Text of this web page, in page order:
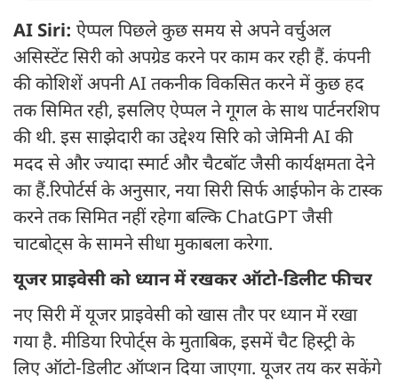
AI Siri: ऐप्पल पिछले कुछ समय से अपने वर्चुअल
असिस्टेंट सिरी को अपग्रेड करने पर काम कर रही हैं. कंपनी
की कोशिशें अपनी AI तकनीक विकसित करने में कुछ हद
तक सिमित रही, इसलिए ऐप्पल ने गूगल के साथ पार्टनरशिप
की थी. इस साझेदारी का उद्देश्य सिरि को जेमिनी AI की
मदद से और ज्यादा स्मार्ट और चैटबॉट जैसी कार्यक्षमता देने
का हैं.रिपोर्टर्स के अनुसार, नया सिरी सिर्फ आईफोन के टास्क
करने तक सिमित नहीं रहेगा बल्कि ChatGPT जैसी
चाटबोट्स के सामने सीधा मुकाबला करेगा.
यूजर प्राइवेसी को ध्यान में रखकर ऑटो-डिलीट फीचर
नए सिरी में यूजर प्राइवेसी को खास तौर पर ध्यान में रखा
गया है. मीडिया रिपोर्ट्स के मुताबिक, इसमें चैट हिस्ट्री के
लिए ऑटो-डिलीट ऑप्शन दिया जाएगा. यूजर तय कर सकेंगे